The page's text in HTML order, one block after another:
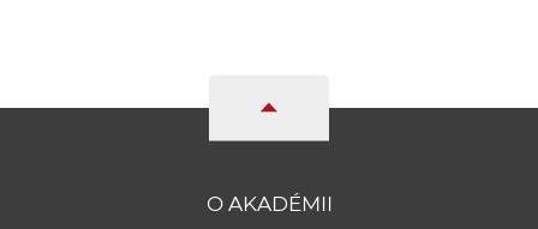
O AKADÉMII